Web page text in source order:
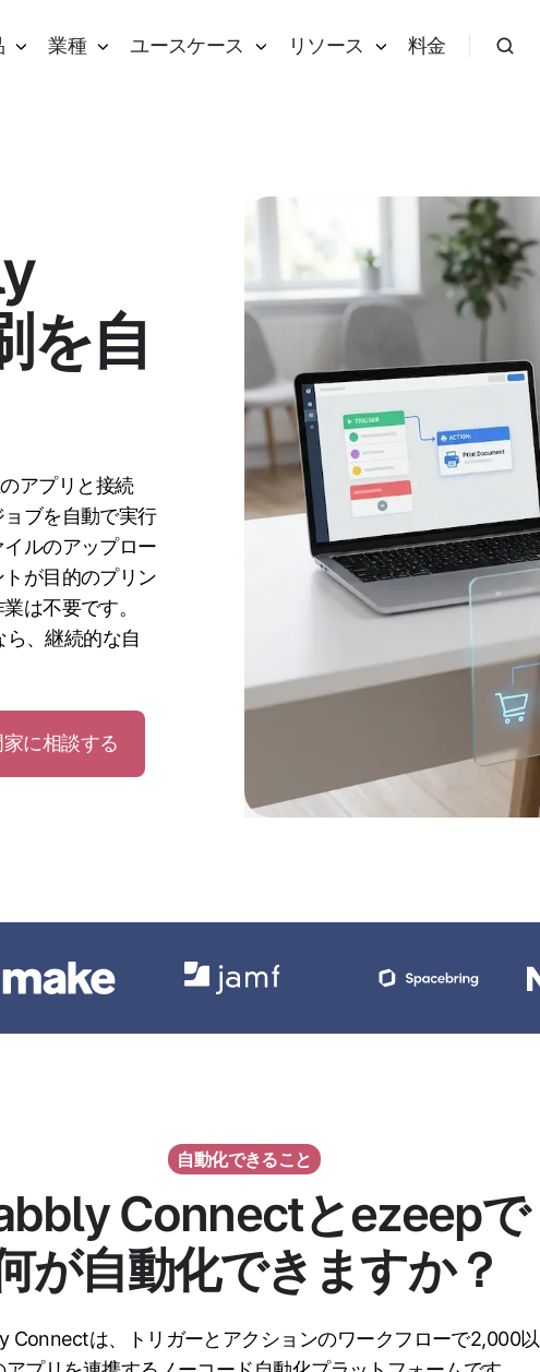
業種 ユースケース リソース 料金
を自
アプリと接続
ブを自動で実行
ルのアップロー
が目的のプリン
は不要です。
、継続的な自
に相談する
自動化できること
Connectとezeepで
が自動化できますか？
Connectは、トリガーとアクションのワークフローで2,000以